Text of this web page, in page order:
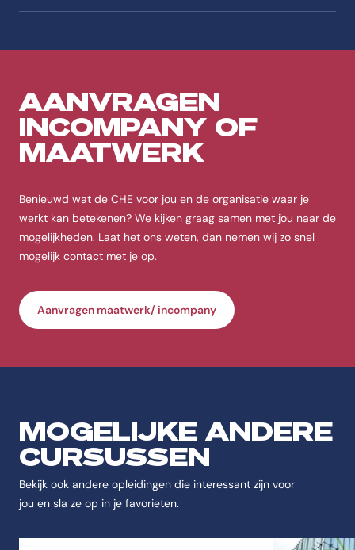
AANVRAGEN
INCOMPANY OF
MAATWERK
Benieuwd wat de CHE voor jou en de organisatie waar je
werkt kan betekenen? We kijken graag samen met jou naar de
mogelijkheden. Laat het ons weten, dan nemen wij zo snel
mogelijk contact met je op.
Aanvragen maatwerk/ incompany
MOGELIJKE ANDERE
CURSUSSEN
Bekijk ook andere opleidingen die interessant zijn voor
jou en sla ze op in je favorieten.